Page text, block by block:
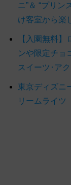
ニ”＆ “プリ
け客室から楽
【入園無料
ンや限定チョ
スイーツ･ア
東京ディズニ
リームライツ